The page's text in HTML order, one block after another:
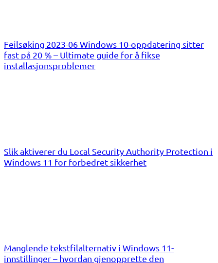
Feilsøking 2023-06 Windows 10-oppdatering sitter
fast på 20 % – Ultimate guide for å fikse
installasjonsproblemer
Slik aktiverer du Local Security Authority Protection i
Windows 11 for forbedret sikkerhet
Manglende tekstfilalternativ i Windows 11-
innstillinger – hvordan gjenopprette den